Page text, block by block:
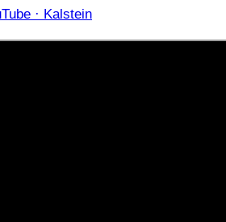
· Kalstein